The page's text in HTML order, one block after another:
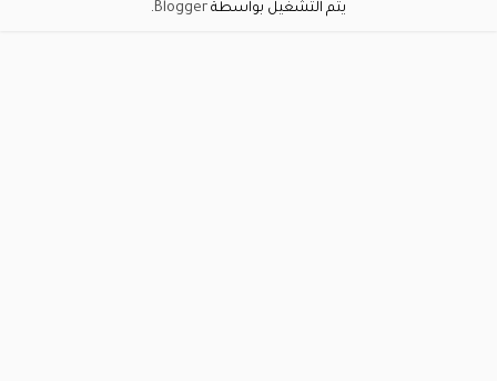
يتم التشغيل بواسطة Blogger
.